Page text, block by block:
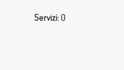
Servizi: 0